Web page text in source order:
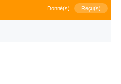
Donné(s) Reçu(s)